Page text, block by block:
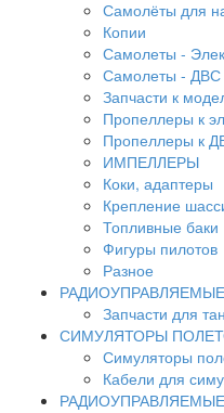
Самолёты для
Копии
Самолеты -
Самолеты - ДВС
Запчасти к
Пропеллеры к
Пропеллеры к
ИМПЕЛЛЕРЫ
Коки, адаптеры
Крепление
Топливные баки
Фигуры пилотов
Разное
Запчасти для
СИМУЛЯТОРЫ
Симуляторы
Кабели для